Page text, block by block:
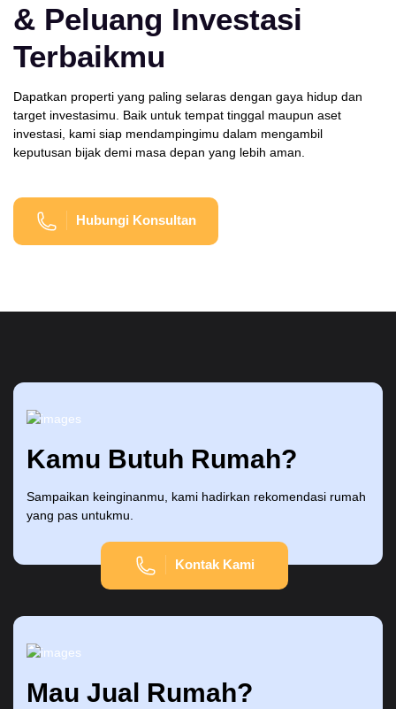
& Peluang Investasi
Terbaikmu
Dapatkan properti yang paling selaras dengan gaya hidup dan
target investasimu. Baik untuk tempat tinggal maupun aset
investasi, kami siap mendampingimu dalam mengambil
keputusan bijak demi masa depan yang lebih aman.
Hubungi Konsultan
Kamu Butuh Rumah?
Sampaikan keinginanmu, kami hadirkan rekomendasi rumah
yang pas untukmu.
Kontak Kami
Mau Jual Rumah?